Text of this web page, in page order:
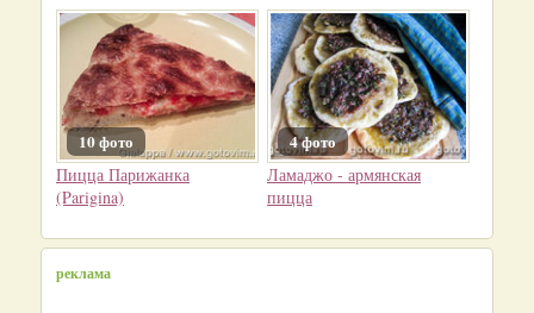
10 фото
Пицца Парижанка
(Parigina)
4 фото
Ламаджо - армянская
пицца
реклама